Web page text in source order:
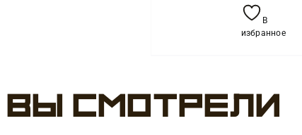
товара
Шар
(901),
В
избранное
Вы смотрели